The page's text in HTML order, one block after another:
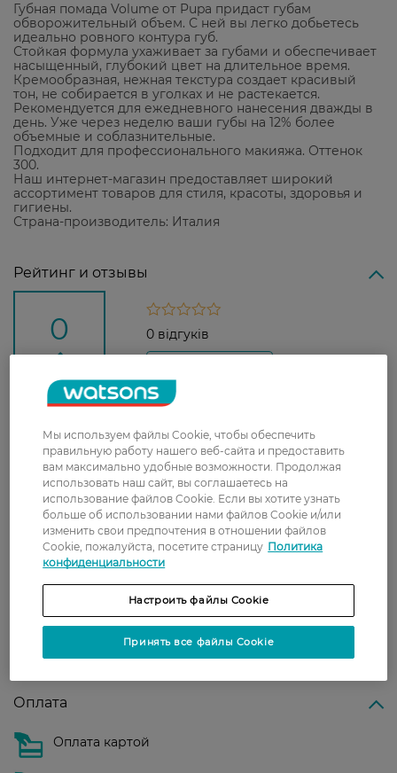
Губная помада Volume от Pupa придаст губам
обворожительный объем. С ней вы легко добьетесь
идеально ровного контура губ.
Стойкая формула ухаживает за губами и обеспечивает
насыщенный, глубокий цвет на длительное время.
Кремообразная, нежная текстура создает красивый
тон, не собирается в уголках и не растекается.
Рекомендуется для ежедневного нанесения дважды в
день. Уже через неделю ваши губы на 12% более
объемные и соблазнительные.
Подходит для профессионального макияжа. Оттенок
300.
Наш интернет-магазин предоставляет широкий
ассортимент товаров для стиля, красоты, здоровья и
гигиены.
Страна-производитель: Италия
Рейтинг и отзывы
0 0 відгуків
Новая почта
В отделение Новой почты - 99 грн, бесплатно
от 699 грн
Укрпочта
Стоимость доставки – 79 грн, бесплатная
доставка от – 599 грн
Забрать сегодня в магазине Watsons
Стоимость доставки – 0 грн
Оплата
Оплата картой
Мы используем файлы Cookie, чтобы обеспечить
правильную работу нашего веб-сайта и предоставить
вам максимально удобные возможности. Продолжая
использовать наш сайт, вы соглашаетесь на
использование файлов Cookie. Если вы хотите узнать
больше об использовании нами файлов Cookie и/или
изменить свои предпочтения в отношении файлов
Cookie, пожалуйста, посетите страницу Политика
конфиденциальности
Настроить файлы Cookie
Принять все файлы Cookie